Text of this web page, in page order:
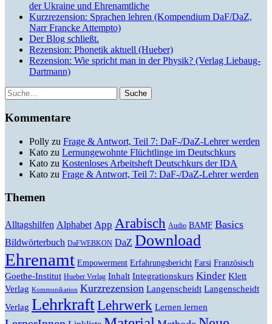
der Ukraine und Ehrenamtliche
Kurzrezension: Sprachen lehren (Kompendium DaF/DaZ,
Narr Francke Attempto)
Der Blog schließt.
Rezension: Phonetik aktuell (Hueber)
Rezension: Wie spricht man in der Physik? (Verlag Liebaug-
Dartmann)
Suche
Kommentare
Polly zu Frage & Antwort, Teil 7: DaF-/DaZ-Lehrer werden
Kato zu Lernungewohnte Flüchtlinge im Deutschkurs
Kato zu Kostenloses Arbeitsheft Deutschkurs der IDA
Kato zu Frage & Antwort, Teil 7: DaF-/DaZ-Lehrer werden
Themen
Alltagshilfen Alphabet App Arabisch Audio BAMF Basics
Bildwörterbuch DaFWEBKON DaZ Download
Ehrenamt Empowerment Erfahrungsbericht Farsi Französisch
Goethe-Institut Hueber Verlag Inhalt Integrationskurs Kinder Klett
Verlag Kommunikation Kurzrezension Langenscheidt Langenscheidt
Verlag LehrkraftLehrwerk Lernen lernen